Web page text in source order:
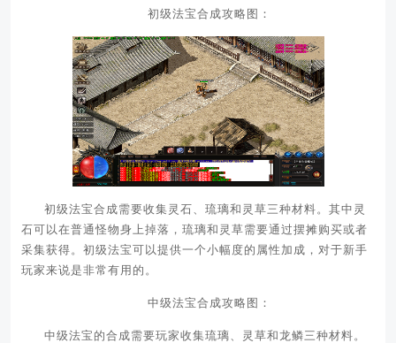
初级法宝合成攻略图：
初级法宝合成需要收集灵石、琉璃和灵草三种材料。其中灵
石可以在普通怪物身上掉落，琉璃和灵草需要通过摆摊购买或者
采集获得。初级法宝可以提供一个小幅度的属性加成，对于新手
玩家来说是非常有用的。
中级法宝合成攻略图：
中级法宝的合成需要玩家收集琉璃、灵草和龙鳞三种材料。